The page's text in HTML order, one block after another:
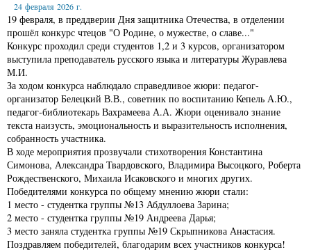
24 февраля 2026 г.
19 февраля, в преддверии Дня защитника Отечества, в отделении
прошёл конкурс чтецов "О Родине, о мужестве, о славе..."
Конкурс проходил среди студентов 1,2 и 3 курсов, организатором
выступила преподаватель русского языка и литературы Журавлева
М.И.
За ходом конкурса наблюдало справедливое жюри: педагог-
организатор Белецкий В.В., советник по воспитанию Кепель А.Ю.,
педагог-библиотекарь Вахрамеева А.А. Жюри оценивало знание
текста наизусть, эмоциональность и выразительность исполнения,
собранность участника.
В ходе мероприятия прозвучали стихотворения Константина
Симонова, Александра Твардовского, Владимира Высоцкого, Роберта
Рождественского, Михаила Исаковского и многих других.
Победителями конкурса по общему мнению жюри стали:
1 место - студентка группы №13 Абдуллоева Зарина;
2 место - студентка группы №19 Андреева Дарья;
3 место заняла студентка группы №19 Скрыпникова Анастасия.
Поздравляем победителей, благодарим всех участников конкурса!